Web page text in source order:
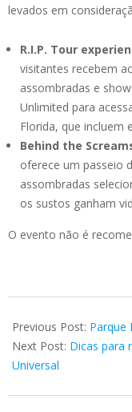
levados em
R.I.P. Tour
visitantes recebem
assombradas e
Unlimited para
Florida, que incluem
Behind the
oferece um passeio
assombradas
os sustos ganham
O evento não é
03-
28
Previous Post: Parque
Next Post: Dicas para
Universal